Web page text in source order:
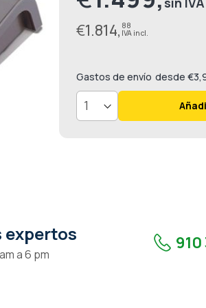
especial
€1.814, 88
Gastos de envío desde
expertos
a 6 pm